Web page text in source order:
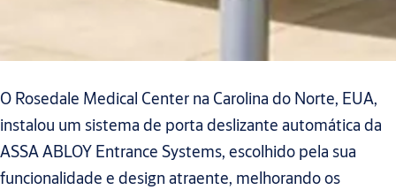
O Rosedale Medical Center na Carolina do Norte, EUA,
instalou um sistema de porta deslizante automática da
ASSA ABLOY Entrance Systems, escolhido pela sua
funcionalidade e design atraente, melhorando os